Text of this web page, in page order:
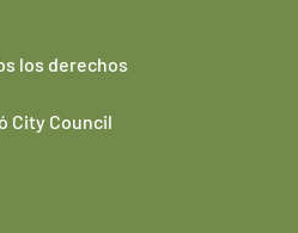
los derechos
City Council